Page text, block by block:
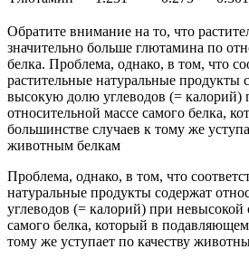
Обратите внимание на то, что
значительно больше глютамина по
белка. Проблема, однако, в том, что
растительные натуральные продукты
высокую долю углеводов (= калорий)
относительной массе самого белка,
большинстве случаев к тому же
животным белкам
Проблема, однако, в том, что
натуральные продукты содержат
углеводов (= калорий) при невысокой
самого белка, который в
тому же уступает по качеству